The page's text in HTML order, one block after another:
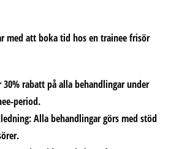
med att boka tid hos en trainee frisör
30% rabatt på alla behandlingar under
period.
Alla behandlingar görs med stöd